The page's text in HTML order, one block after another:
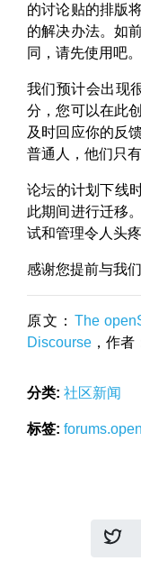
的讨论贴的排版
的解决办法。如
同，请先使用吧。
我们预计会出现
分，您可以在此
及时回应你的反
普通人，他们只
论坛的计划下线
此期间进行迁移
试和管理令人头疼
感谢您提前与我们
原文： The
Discourse ，作
分类: 社区新闻
标签: